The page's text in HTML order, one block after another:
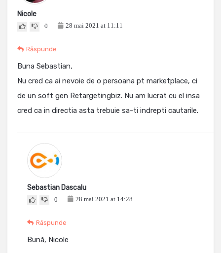
Nicole
0 28 mai 2021 at 11:11
Răspunde
Buna Sebastian,
Nu cred ca ai nevoie de o persoana pt marketplace, ci
de un soft gen Retargetingbiz. Nu am lucrat cu el insa
cred ca in directia asta trebuie sa-ti indrepti cautarile.
Sebastian Dascalu
0 28 mai 2021 at 14:28
Răspunde
Bună, Nicole